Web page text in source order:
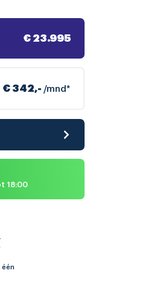
€ 342,- /mnd*
€ 23.995
18:00
één